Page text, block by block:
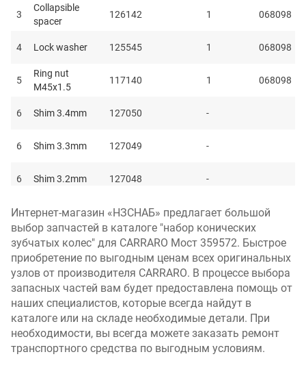
3
Collapsible
spacer
126142 1 068098
4 Lock washer 125545 1 068098
5
Ring nut
M45x1.5
117140 1 068098
6 Shim 3.4mm 127050 -
6 Shim 3.3mm 127049 -
6 Shim 3.2mm 127048 -
6 Shim 3.1mm 127047 -
6 Shim 2.9mm 127045 -
6 Shim 3.0mm 127046 -
6 Shim 2.8mm 127044 -
6 Shim 2.7mm 127043 -
Интернет-магазин «НЗСНАБ» предлагает большой
выбор запчастей в каталоге "набор конических
зубчатых колес" для CARRARO Мост 359572. Быстрое
приобретение по выгодным ценам всех оригинальных
узлов от производителя CARRARO. В процессе выбора
запасных частей вам будет предоставлена помощь от
наших специалистов, которые всегда найдут в
каталоге или на складе необходимые детали. При
необходимости, вы всегда можете заказать ремонт
транспортного средства по выгодным условиям.